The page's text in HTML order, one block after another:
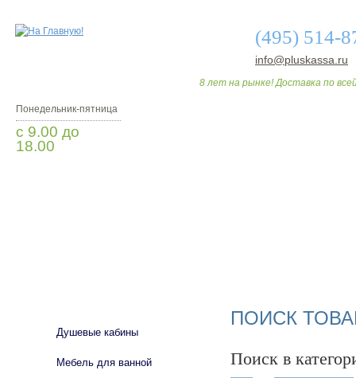
(495) 514-
info@pluskassa.ru
8 лет на рынке! Доставка по
Понедельник-пятница
с 9.00 до
18.00
ПОИСК
Поиск в
Душевые кабины
Мебель для ванной